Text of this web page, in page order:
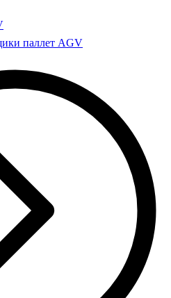
паллет AGV